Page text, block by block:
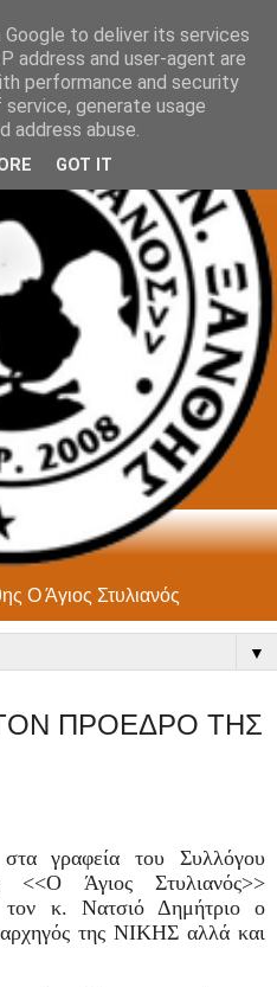
Ο Άγιος Στυλιανός
▼
ΠΡΟΕΔΡΟ ΤΗΣ
γραφεία του Συλλόγου
Άγιος Στυλιανός>>
τον κ. Νατσιό Δημήτριο ο
αρχηγός της ΝΙΚΗΣ αλλά και
to deliver its services
address and user-agent are
performance and security
generate usage
address abuse.
GOT IT